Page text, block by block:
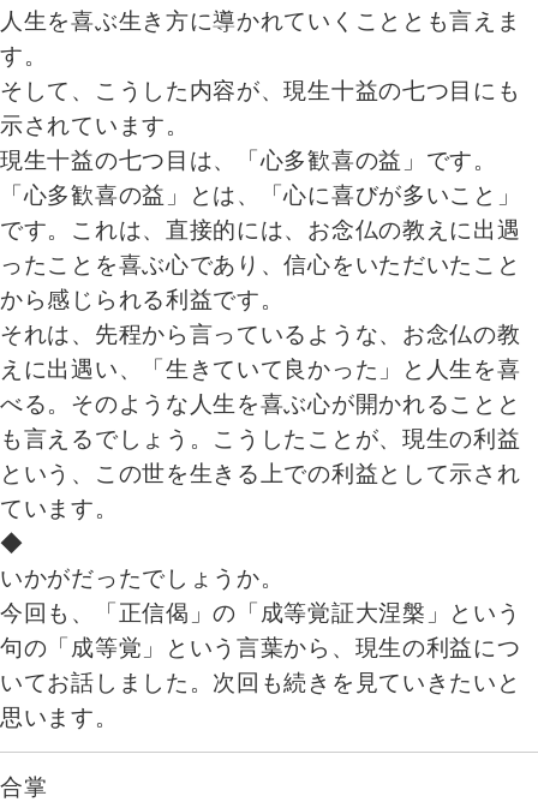
人生を喜ぶ生き方に導かれていくこととも言えま
す。
そして、こうした内容が、現生十益の七つ目にも
示されています。
現生十益の七つ目は、「心多歓喜の益」です。
「心多歓喜の益」とは、「心に喜びが多いこと」
です。これは、直接的には、お念仏の教えに出遇
ったことを喜ぶ心であり、信心をいただいたこと
から感じられる利益です。
それは、先程から言っているような、お念仏の教
えに出遇い、「生きていて良かった」と人生を喜
べる。そのような人生を喜ぶ心が開かれることと
も言えるでしょう。こうしたことが、現生の利益
という、この世を生きる上での利益として示され
ています。
◆
いかがだったでしょうか。
今回も、「正信偈」の「成等覚証大涅槃」という
句の「成等覚」という言葉から、現生の利益につ
いてお話しました。次回も続きを見ていきたいと
思います。
合掌